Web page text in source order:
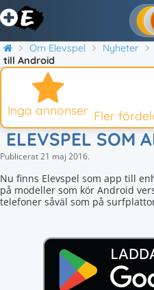
0
Om Elevspel Nyheter
till Android
Inga annonser Fler
ELEVSPEL SOM
Publicerat21 maj 2016.
Nu finns Elevspel som app till
på modeller som kör Android
telefoner såväl som på